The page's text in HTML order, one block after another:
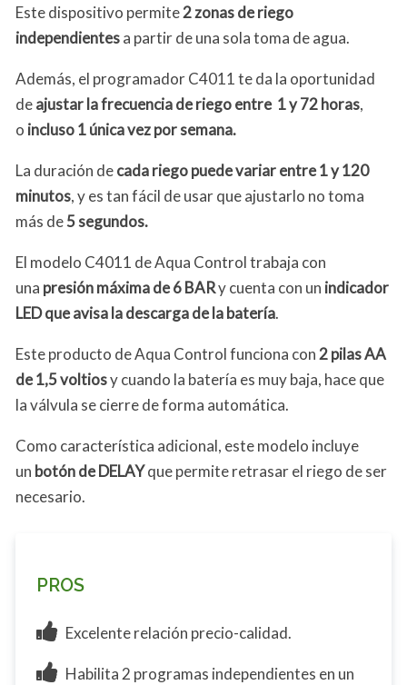
Este dispositivo permite2 zonas de riego
independientesa partir de una sola toma de agua.
Además, el programador C4011 te da la oportunidad
deajustar la frecuencia de riego entre 1 y 72 horas,
o incluso 1 única vez por semana.
La duración decada riego puede variar entre 1 y 120
minutos, y es tan fácil de usar que ajustarlo no toma
más de5 segundos.
El modelo C4011 de Aqua Control trabaja con
una presión máxima de 6 BARy cuenta con un indicador
LED que avisa la descarga de la batería.
Este producto de Aqua Control funciona con2 pilas AA
de 1,5 voltiosy cuando la batería es muy baja, hace que
la válvula se cierre de forma automática.
Como característica adicional, este modelo incluye
un botón de DELAYque permite retrasar el riego de ser
necesario.
PROS
Excelente relación precio-calidad.
Habilita 2 programas independientes en un